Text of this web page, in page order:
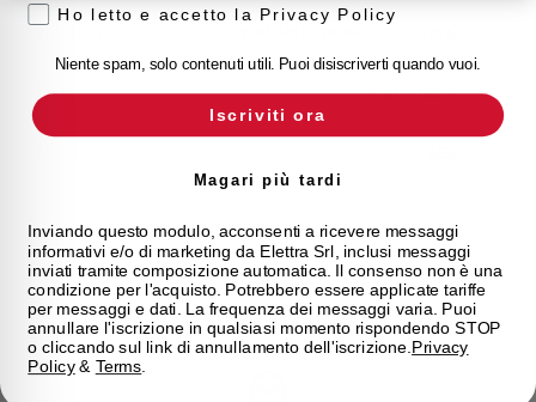
Montaggio qualsiasi (tranne sottosopra)
Stato Acquistabile
Hai bisogno di supporto?
Ho letto e accetto la Privacy Policy
Niente spam, solo contenuti utili. Puoi disiscriverti quando vuoi.
Iscriviti ora
Magari più tardi
Inviando questo modulo, acconsenti a ricevere messaggi
informativi e/o di marketing da Elettra Srl, inclusi messaggi
inviati tramite composizione automatica. Il consenso non è una
condizione per l'acquisto. Potrebbero essere applicate tariffe
per messaggi e dati. La frequenza dei messaggi varia. Puoi
annullare l'iscrizione in qualsiasi momento rispondendo STOP
o cliccando sul link di annullamento dell'iscrizione. Privacy
Policy& Terms